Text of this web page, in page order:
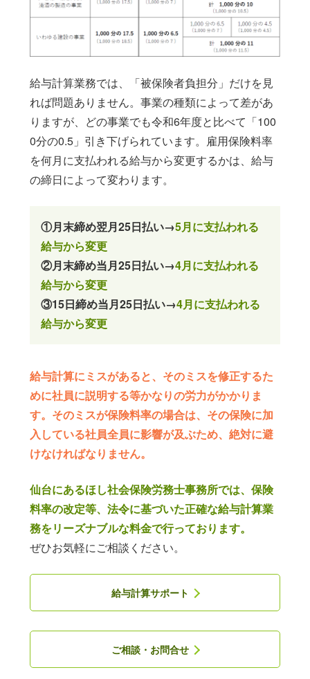
給与計算業務では、「被保険者負担分」だけを見
れば問題ありません。事業の種類によって差があ
りますが、どの事業でも令和6年度と比べて「100
0分の0.5」引き下げられています。雇用保険料率
を何月に支払われる給与から変更するかは、給与
の締日によって変わります。
①月末締め翌月25日払い→5月に支払われる
給与から変更
②月末締め当月25日払い→4月に支払われる
給与から変更
③15日締め当月25日払い→4月に支払われる
給与から変更
給与計算にミスがあると、そのミスを修正するた
めに社員に説明する等かなりの労力がかかりま
す。そのミスが保険料率の場合は、その保険に加
入している社員全員に影響が及ぶため、絶対に避
けなければなりません。
仙台にあるほし社会保険労務士事務所では、保険
料率の改定等、法令に基づいた正確な給与計算業
務をリーズナブルな料金で行っております。
ぜひお気軽にご相談ください。
給与計算サポート
ご相談・お問合せ